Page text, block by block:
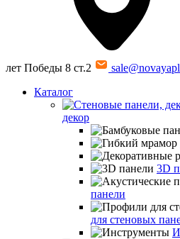
лет Победы 8 ст.2
Каталог
декор
3D
панели
для стеновых